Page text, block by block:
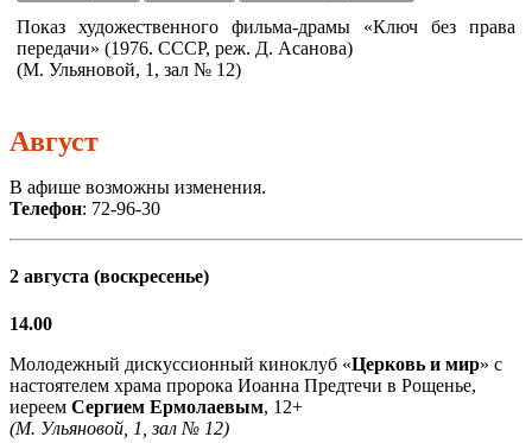
Показ художественного фильма-драмы «Ключ без права
передачи» (1976. СССР, реж. Д. Асанова)
(М. Ульяновой, 1, зал № 12)
Август
В афише возможны изменения.
Телефон: 72-96-30
2 августа (воскресенье)
14.00
Молодежный дискуссионный киноклуб «Церковь и мир» с
настоятелем храма пророка Иоанна Предтечи в Рощенье,
иереем Сергием Ермолаевым, 12+
(М. Ульяновой, 1, зал № 12)